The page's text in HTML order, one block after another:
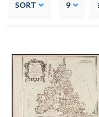
SORT 9